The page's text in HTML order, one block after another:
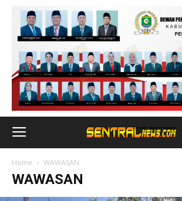
Home WAWASAN
WAWASAN